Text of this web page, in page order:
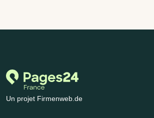
Un projet Firmenweb.de